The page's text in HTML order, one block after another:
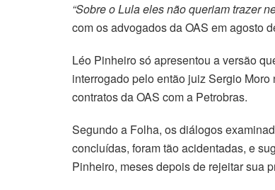
“Sobre o Lula eles não queriam trazer
com os advogados da OAS em agosto
Léo Pinheiro só apresentou a versão
interrogado pelo então juiz Sergio
contratos da OAS com a Petrobras.
Segundo a Folha, os diálogos
concluídas, foram tão acidentadas, e
Pinheiro, meses depois de rejeitar sua